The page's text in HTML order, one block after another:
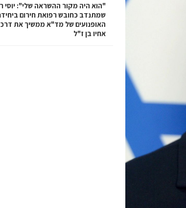
"הוא היה מקור ההשראה שלי": יוסי
שמתנדב כחובש רפואת חירום
האופנועים של מד"א ממשיך את
אחיו בן ז"ל